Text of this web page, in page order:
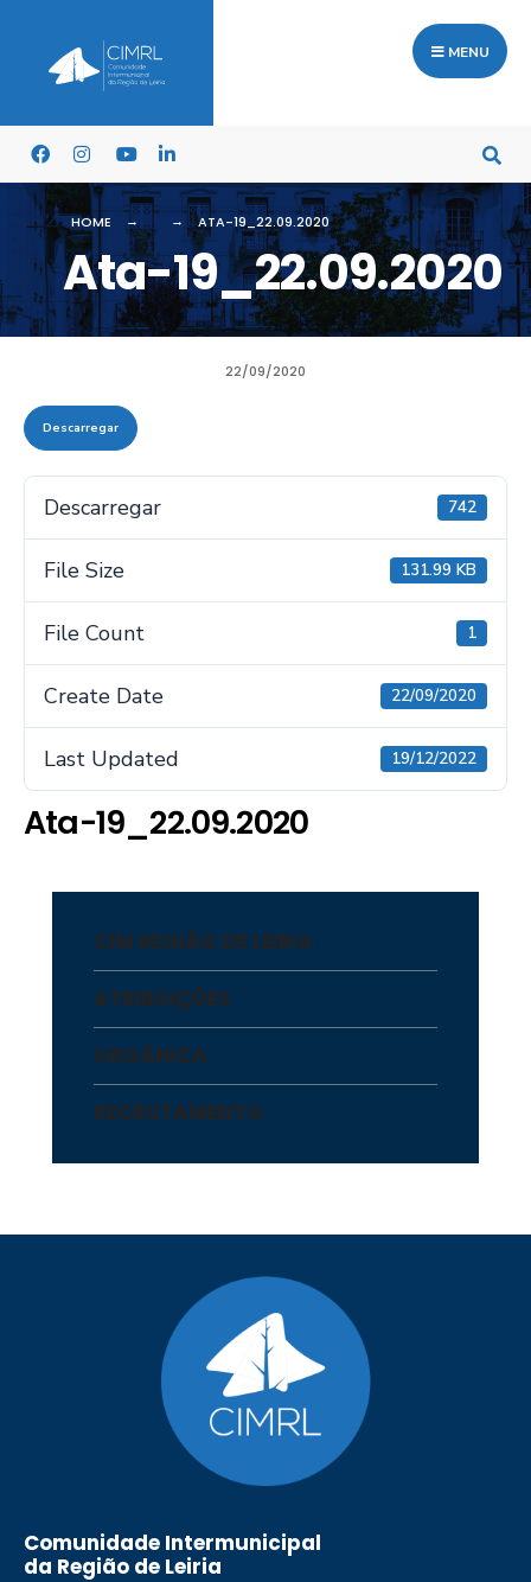
MENU
HOME ATA-19_22.09.2020
Ata-19_22.09.2020
22/09/2020
Descarregar
Descarregar 742
File Size 131.99 KB
File Count 1
Create Date 22/09/2020
Last Updated 19/12/2022
Ata-19_22.09.2020
CIM REGIÃO DE LEIRIA
ATRIBUIÇÕES
ORGÂNICA
RECRUTAMENTO
Comunidade Intermunicipal
da Região de Leiria